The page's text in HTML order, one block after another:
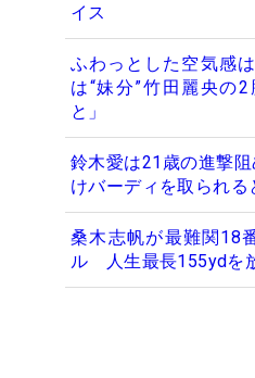
イス
ふわっとした空気感
は“妹分”竹田麗央の
と」
鈴木愛は21歳の進撃
けバーディを取られる
桑木志帆が最難関18
ル 人生最長155ydを